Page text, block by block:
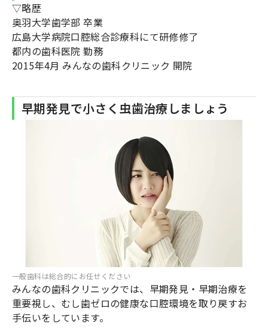
▽略歴
奥羽大学歯学部 卒業
広島大学病院口腔総合診療科にて研修修了
都内の歯科医院 勤務
2015年4月 みんなの歯科クリニック 開院
早期発見で小さく虫歯治療しましょう
一般歯科は総合的にお任せください
みんなの歯科クリニックでは、早期発見・早期治療を
重要視し、むし歯ゼロの健康な口腔環境を取り戻すお
手伝いをしています。